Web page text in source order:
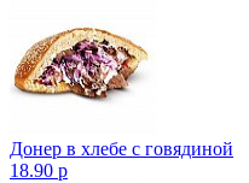
Донер в хлебе с говядиной
18.90 р